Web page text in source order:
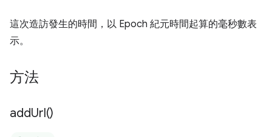
這次造訪發生的時間，以 Epoch 紀元時間起算的毫秒數表
示。
方法
addUrl()